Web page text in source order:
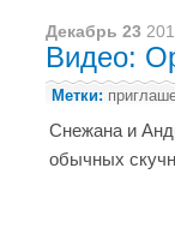
Декабрь 23
Видео:
Метки:
Снежана и
обычных